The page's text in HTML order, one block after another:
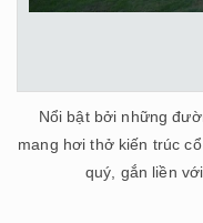
Nổi bật bởi những
mang hơi thở kiến trúc
quý, gắn liền